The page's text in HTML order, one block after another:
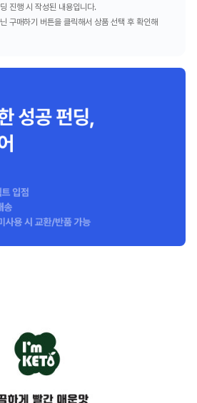
진행 시 작성된 내용입니다.
구매하기 버튼을 클릭해서 상품 선택 후 확인해